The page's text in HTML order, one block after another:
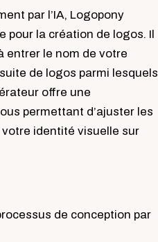
par l’IA, Logopony
pour la création de logos. Il
entrer le nom de votre
de logos parmi lesquels
offre une
permettant d’ajuster les
identité visuelle sur
de conception par